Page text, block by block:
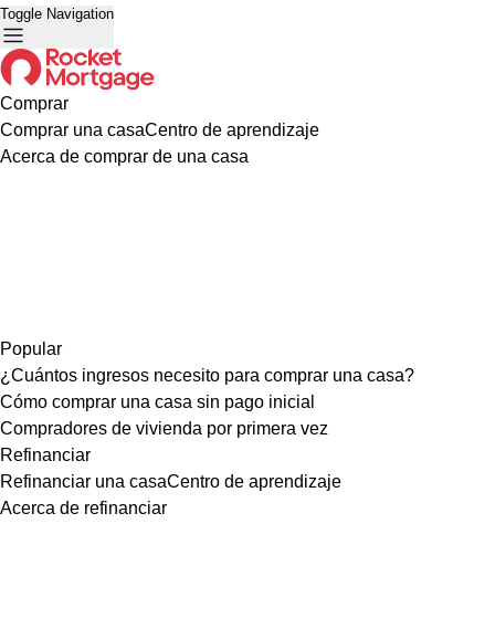
Toggle Navigation
Comprar
Comprar una casaCentro de aprendizaje
Acerca de comprar de una casa
Popular
¿Cuántos ingresos necesito para comprar una casa?
Cómo comprar una casa sin pago inicial
Compradores de vivienda por primera vez
Refinanciar
Refinanciar una casaCentro de aprendizaje
Acerca de refinanciar